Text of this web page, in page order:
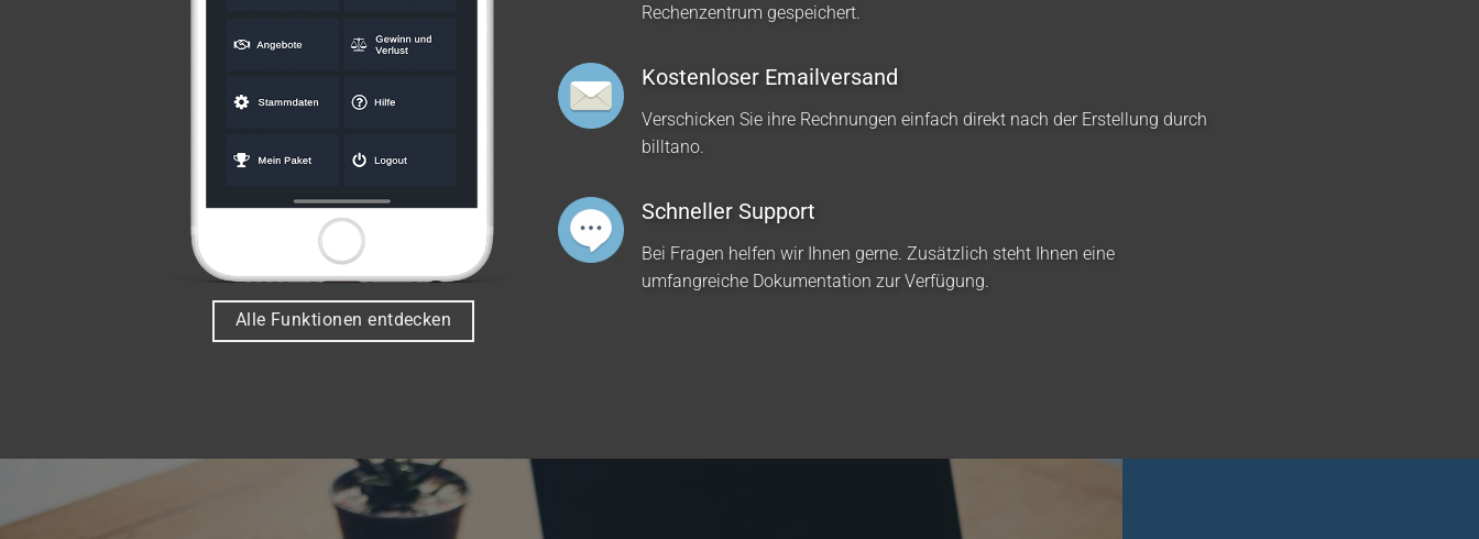
Alle Funktionen entdecken
Rechenzentrum gespeichert.
Kostenloser Emailversand
Verschicken Sie ihre Rechnungen einfach direkt nach der Erstellung durch
billtano.
Schneller Support
Bei Fragen helfen wir Ihnen gerne. Zusätzlich steht Ihnen eine
umfangreiche Dokumentation zur Verfügung.